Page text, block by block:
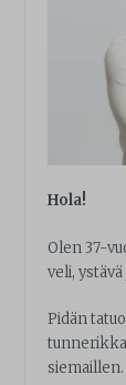
Hola!
Olen 37-
veli, ystävä
Pidän
siemaillen.